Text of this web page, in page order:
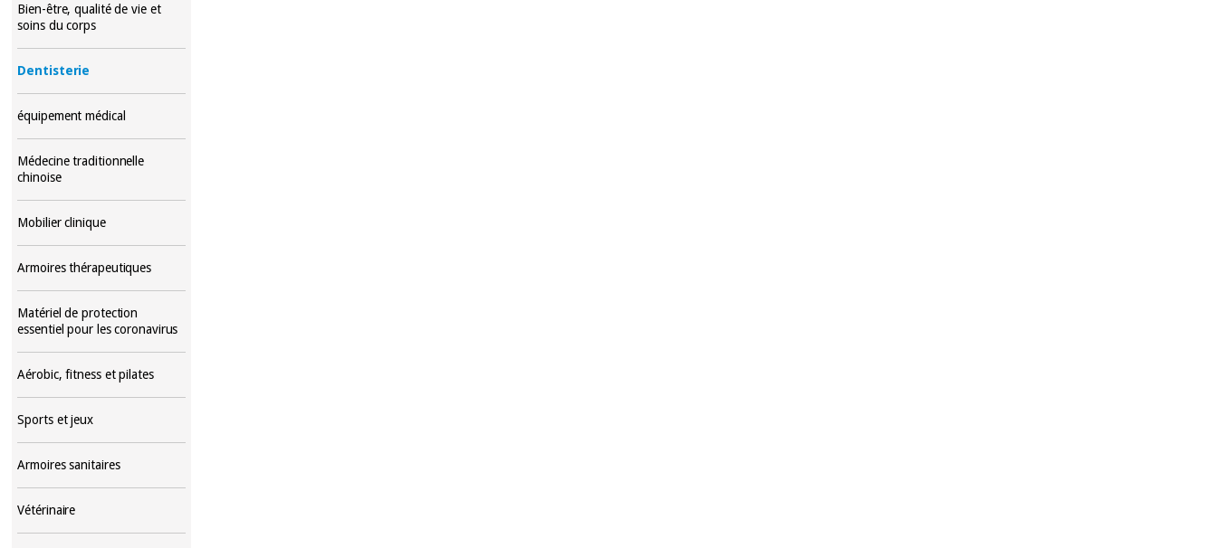
Bien-être, qualité de vie et
soins du corps
Dentisterie
équipement médical
Médecine traditionnelle
chinoise
Mobilier clinique
Armoires thérapeutiques
Matériel de protection
essentiel pour les coronavirus
Aérobic, fitness et pilates
Sports et jeux
Armoires sanitaires
Vétérinaire